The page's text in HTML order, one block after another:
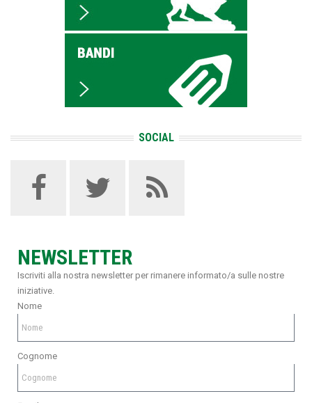
SOCIAL
NEWSLETTER
Iscriviti alla nostra newsletter per rimanere informato/a sulle nostre
iniziative.
Nome
Cognome